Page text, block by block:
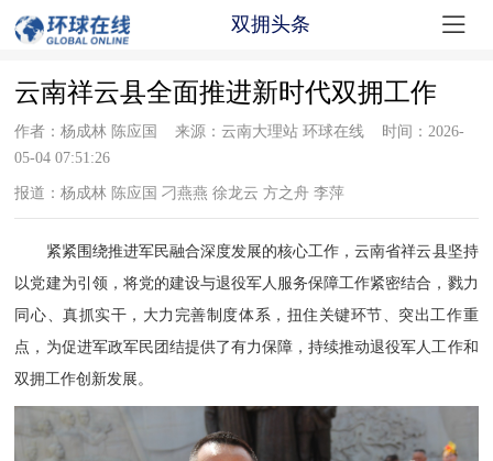
双拥头条 
云南祥云县全面推进新时代双拥工作
作者：杨成林 陈应国 来源：云南大理站 环球在线 时间：2026-
05-04 07:51:26
报道：杨成林 陈应国 刁燕燕 徐龙云 方之舟 李萍
紧紧围绕推进军民融合深度发展的核心工作，云南省祥云县坚持
以党建为引领，将党的建设与退役军人服务保障工作紧密结合，戮力
同心、真抓实干，大力完善制度体系，扭住关键环节、突出工作重
点，为促进军政军民团结提供了有力保障 ，持续推动退役军人工作和
双拥工作创新发展 。